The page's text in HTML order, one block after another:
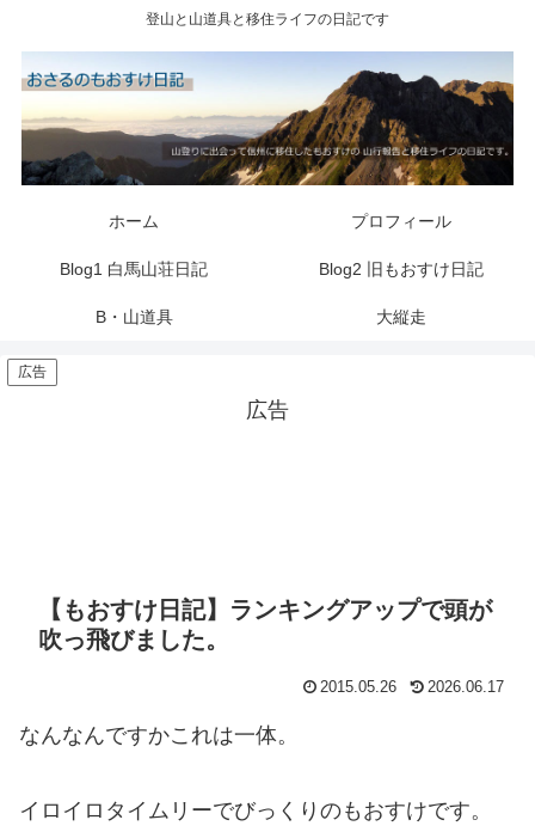
登山と山道具と移住ライフの日記です
ホーム プロフィール
Blog1 白馬山荘日記 Blog2 旧もおすけ日記
B・山道具 大縦走
広告
広告
【もおすけ日記】ランキングアップで頭が
吹っ飛びました。
2015.05.26 2026.06.17
なんなんですかこれは一体。
イロイロタイムリーでびっくりのもおすけです。